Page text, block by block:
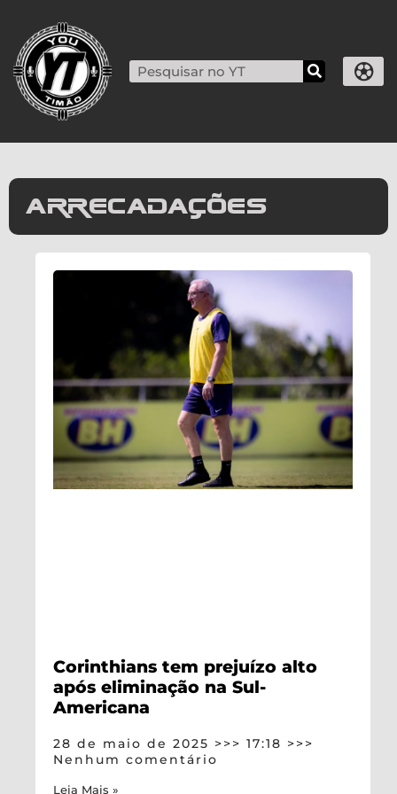
arrecadações
Corinthians tem prejuízo alto
após eliminação na Sul-
Americana
28 de maio de 2025
17:18
Nenhum comentário
Leia Mais »